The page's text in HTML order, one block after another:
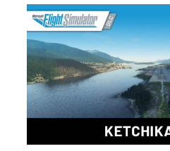
FSDG - Greenland Kulusuk MSFS